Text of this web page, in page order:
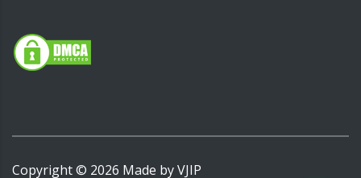
Copyright © 2026 Made byVJIP